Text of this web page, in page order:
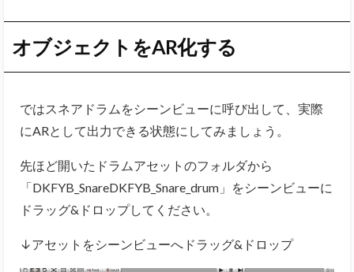
オブジェクトをAR化する
ではスネアドラムをシーンビューに呼び出して、実際
にARとして出力できる状態にしてみましょう。
先ほど開いたドラムアセットのフォルダから
「DKFYB_SnareDKFYB_Snare_drum」をシーンビューに
ドラッグ&ドロップしてください。
↓アセットをシーンビューへドラッグ&ドロップ